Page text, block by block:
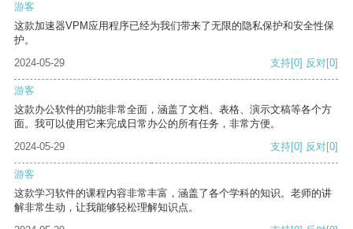
游客
这款加速器VPM应用程序已经为我们带来了无限的隐私保护和安全性保
护。
2024-05-29
支持[0] 反对[0]
游客
这款办公软件的功能非常全面，涵盖了文档、表格、演示文稿等各个方
面。我可以使用它来完成日常办公的所有任务，非常方便。
2024-05-29
支持[0] 反对[0]
游客
这款学习软件的课程内容非常丰富，涵盖了各个学科的知识。老师的讲
解非常生动，让我能够轻松理解知识点。